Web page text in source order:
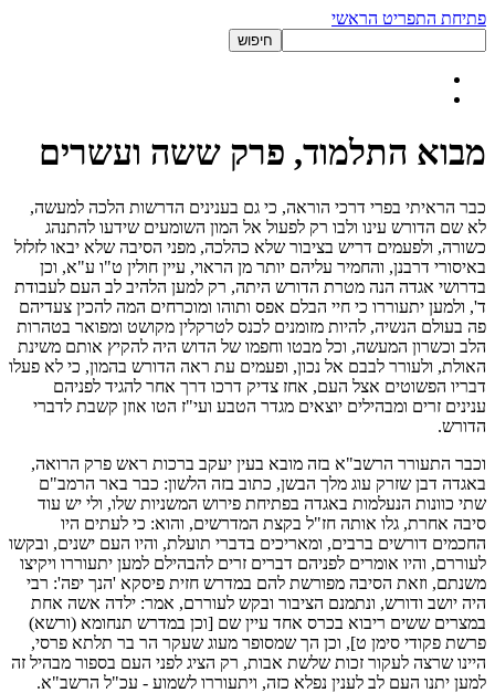
פתיחת התפריט הראשי
מבוא התלמוד, פרק ששה ועשרים
כבר הראיתי בפרי דרכי הוראה, כי גם בענינים הדרשות הלכה למעשה,
לא שם הדורש עינו ולבו רק לפעול אל המון השומעים שידעו להתנהג
כשורה, ולפעמים דריש בציבור שלא כהלכה, מפני הסיבה שלא יבאו לזלזל
באיסורי דרבנן, והחמיר עליהם יותר מן הראוי, עיין חולין ט"ו ע"א, וכן
בדרושי אגדה הנה מטרת הדורש היתה, רק למען הלהיב לב העם לעבודת
ד', ולמען יתעוררו כי חיי הבלם אפס ותוהו ומוכרחים המה להכין צעדיהם
פה בעולם הנשיה, להיות מזומנים לכנס לטרקלין מקושט ומפואר בטהרות
הלב וכשרון המעשה, וכל מבטו וחפמו של הדוש היה להקיץ אותם משינת
האולת, ולעורר לבבם אל נכון, ופעמים עת ראה הדורש בהמון, כי לא פעלו
דבריו הפשוטים אצל העם, אחז צדיק דרכו דרך אחר להגיד לפניהם
ענינים זרים ומבהילים יוצאים מגדר הטבע ועי"ז הטו אוזן קשבת לדברי
הדורש.
וכבר התעורר הרשב"א בזה מובא בעין יעקב ברכות ראש פרק הרואה,
באגדה דבן שזרק עוג מלך הבשן, כתוב בזה הלשון: כבר באר הרמב"ם
שתי כוונות הנעלמות באגדה בפתיחת פירוש המשניות שלו, ולי יש עוד
סיבה אחרת, גלו אותה חז"ל בקצת המדרשים, והוא: כי לעתים היו
החכמים דורשים ברבים, ומאריכים בדברי תועלת, והיו העם ישנים, ובקשו
לעוררם, והיו אומרים לפניהם דברים זרים להבהילם למען יתעוררו ויקיצו
משנתם, וזאת הסיבה מפורשת להם במדרש חזית פיסקא 'הנך יפה': רבי
היה יושב ודורש, ונתמנם הציבור ובקש לעוררם, אמר: ילדה אשה אחת
במצרים ששים ריבוא בכרס אחד עיין שם [וכן במדרש תנחומא (ורשא)
פרשת פקודי סימן ט], וכן הך שמסופר מעוג שעקר הר בר תלתא פרסי,
היינו שרצה לעקור זכות שלשת אבות, רק הציג לפני העם בספור מבהיל זה
למען יתנו העם לב לענין נפלא כזה, ויתעוררו לשמוע - עכ"ל הרשב"א.